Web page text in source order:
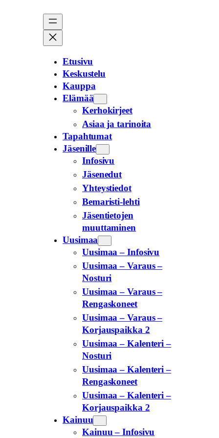
Etusivu
Keskustelu
Kauppa
Elämää
Kerhokirjeet
Asiaa ja tarinoita
Tapahtumat
Jäsenille
Infosivu
Jäsenedut
Yhteystiedot
Bemaristi-lehti
Jäsentietojen
muuttaminen
Uusimaa
Uusimaa – Infosivu
Uusimaa – Varaus –
Nosturi
Uusimaa – Varaus –
Rengaskoneet
Uusimaa – Varaus –
Korjauspaikka 2
Uusimaa – Kalenteri –
Nosturi
Uusimaa – Kalenteri –
Rengaskoneet
Uusimaa – Kalenteri –
Korjauspaikka 2
Kainuu
Kainuu – Infosivu